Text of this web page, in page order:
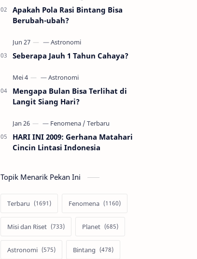
22…
Apakah Pola Rasi Bintang Bisa
Berubah-ubah?
Seberapa Jauh 1 Tahun Cahaya?
Mengapa Bulan Bisa Terlihat di
Langit Siang Hari?
HARI INI 2009: Gerhana Matahari
Cincin Lintasi Indonesia
Topik Menarik Pekan Ini
Terbaru Fenomena
Misi dan Riset Planet
Astronomi Bintang